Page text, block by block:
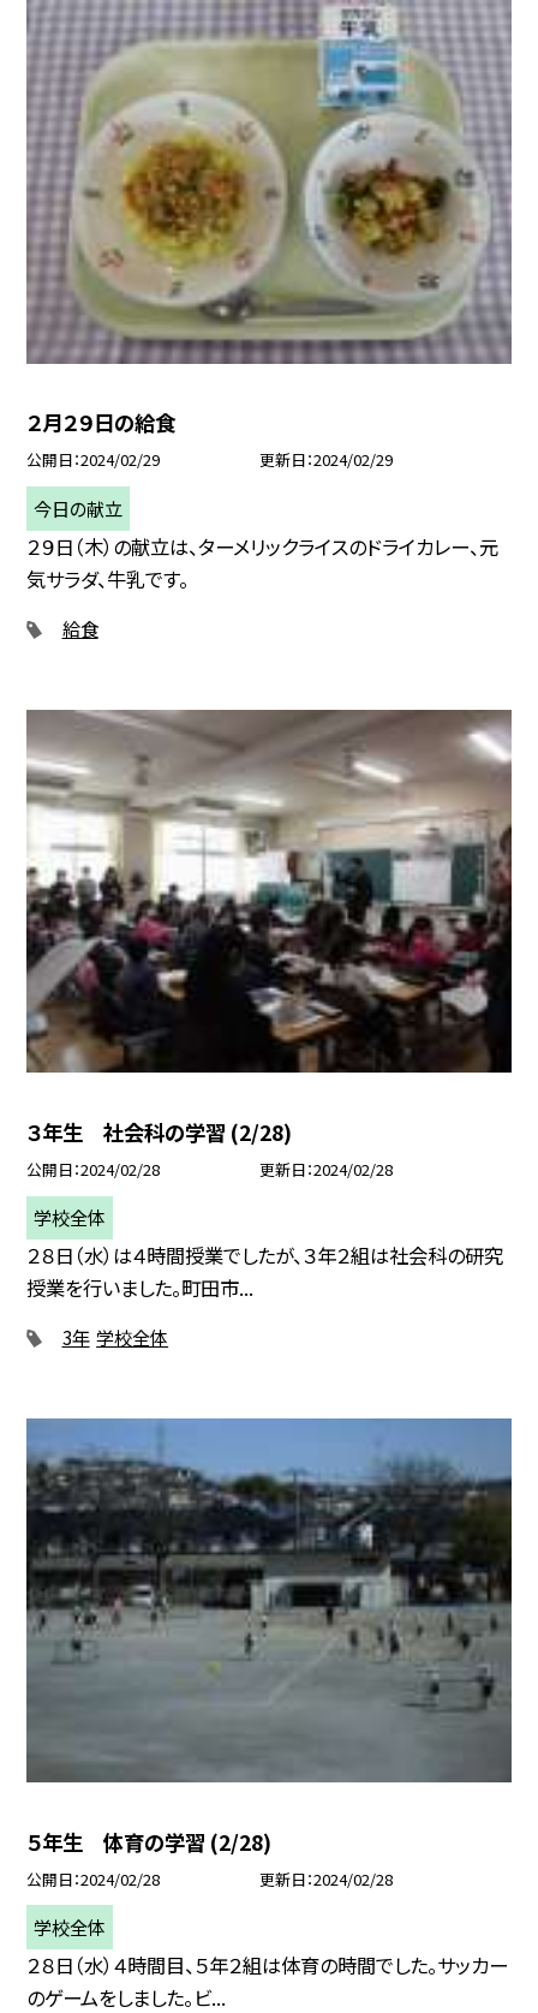
２月２９日の給食
公開日 2024/02/29 更新日 2024/02/29
今日の献立
２９日（木）の献立は、ターメリックライスのドライカレー、元
気サラダ、牛乳です。
給食
３年生 社会科の学習 (2/28)
公開日 2024/02/28 更新日 2024/02/28
学校全体
２８日（水）は４時間授業でしたが、３年２組は社会科の研究
授業を行いました。町田市...
3年 学校全体
５年生 体育の学習 (2/28)
公開日 2024/02/28 更新日 2024/02/28
学校全体
２８日（水）４時間目、５年２組は体育の時間でした。サッカー
のゲームをしました。ビ...